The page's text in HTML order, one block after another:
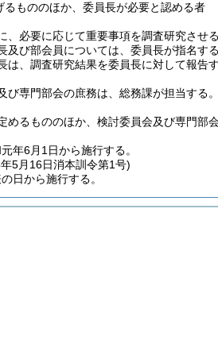
るもののほか、委員長が必要と認める者
、必要に応じて重要事項を調査研究させ
及び部会員については、委員長が指名する
は、調査研究結果を委員長に対して報告す
び専門部会の庶務は、総務課が担当する。
めるもののほか、検討委員会及び専門部
年6月1日から施行する。
5月16日消本訓令第1号)
日から施行する。